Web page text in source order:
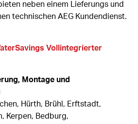
neben einem Lieferungs und
technischen AEG Kundendienst.
Vollintegrierter
Montage und
Hürth, Brühl, Erftstadt,
Kerpen, Bedburg,